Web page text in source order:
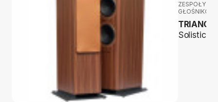
ZESPOŁY
Solistice 8